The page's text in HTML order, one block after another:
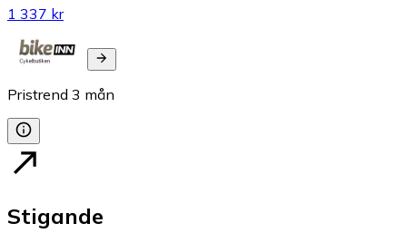
1 337 kr
Pristrend 3 mån
Stigande